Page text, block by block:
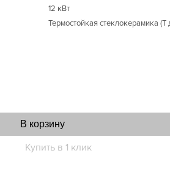
12 кВт
Термостойкая стеклокерамика
В корзину
Купить в 1 клик